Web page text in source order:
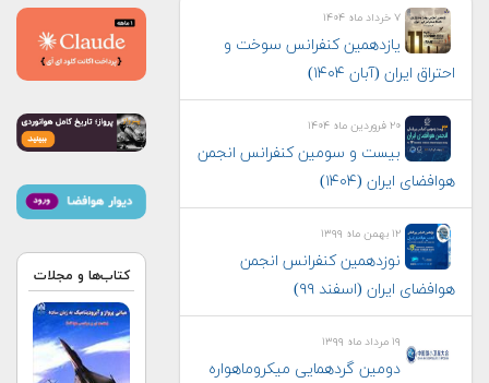
۷ خرداد ماه ۱۴۰۴
یازدهمین کنفرانس سوخت و
احتراق ایران (آبان‌ ۱۴۰۴)
۲۰ فروردین ماه ۱۴۰۴
بیست و سومین کنفرانس انجمن
هوافضای ايران (۱۴۰۴)
۱۲ بهمن ماه ۱۳۹۹
نوزدهمین کنفرانس انجمن
هوافضای ایران (اسفند ۹۹)
۱۹ مرداد ماه ۱۳۹۹
دومین گردهمایی میکروماهواره
کتاب‌ها و مجلات